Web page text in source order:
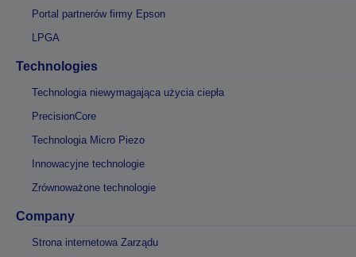
Portal partnerów firmy Epson
LPGA
Technologies
Technologia niewymagająca użycia ciepła
PrecisionCore
Technologia Micro Piezo
Innowacyjne technologie
Zrównoważone technologie
Company
Strona internetowa Zarządu